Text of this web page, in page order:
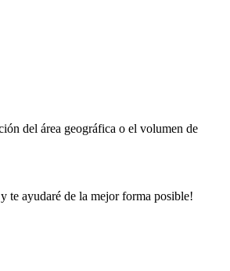
del área geográfica o el volumen de
te ayudaré de la mejor forma posible!